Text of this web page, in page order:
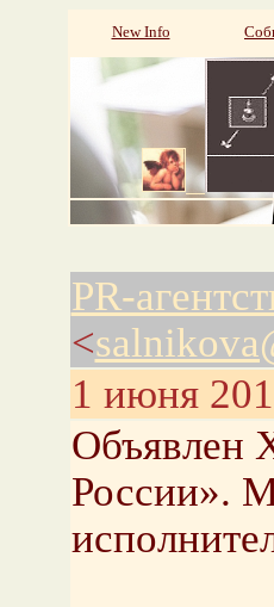
New Info
PR-
<
1 июня
Объявлен
России».